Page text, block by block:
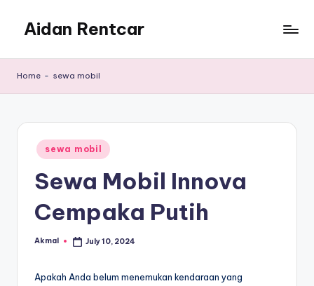
content
Aidan Rentcar
Murah
Home - sewa mobil
Posted
in
sewa mobil
Sewa Mobil Innova
Cempaka Putih
Posted
Akmal July 10, 2024
Apakah Anda belum menemukan kendaraan yang